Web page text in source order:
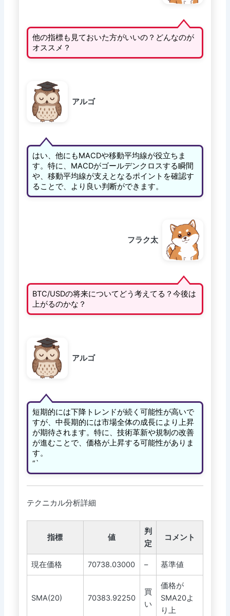
他の指標も見ておいた方がいいの？どんなのが
オススメ？
アルゴ
はい、他にもMACDや移動平均線が役立ちま
す。特に、MACDがゴールデンクロスする瞬間
や、移動平均線が支えとなるポイントを確認す
ることで、より良い判断ができます。
フラク太
BTC/USDの将来についてどう考えてる？今後は
上がるのかな？
アルゴ
短期的には下降トレンドが続く可能性が高いで
すが、中長期的には市場全体の成長により上昇
が期待されます。特に、技術革新や規制の改善
が進むことで、価格が上昇する可能性がありま
す。
“`
テクニカル分析詳細
指標 値
判
定
コメント
現在価格 70738.03000 – 基準値
SMA(20) 70383.92250
買
い
価格が
SMA20よ
り上